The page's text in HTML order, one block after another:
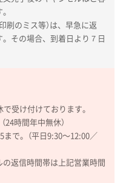
1000枚
特別ご注文ページ
ので
刷のミス等）は、早急に返
その場合、到着日より７日
受け付けております。
24時間年中無休）
で。（平日9:30〜12:00／
返信時間帯は上記営業時間